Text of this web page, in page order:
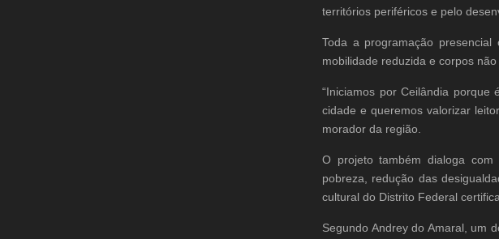
territórios periféricos e pelo
Toda a programação
mobilidade reduzida e corpos não
“Iniciamos por Ceilândia
cidade e queremos valorizar
morador da região.
O projeto também dialoga com
pobreza, redução das
cultural do Distrito Federal
Segundo Andrey do Amaral, um